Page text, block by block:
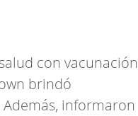
con vacunación
brindó
informaron